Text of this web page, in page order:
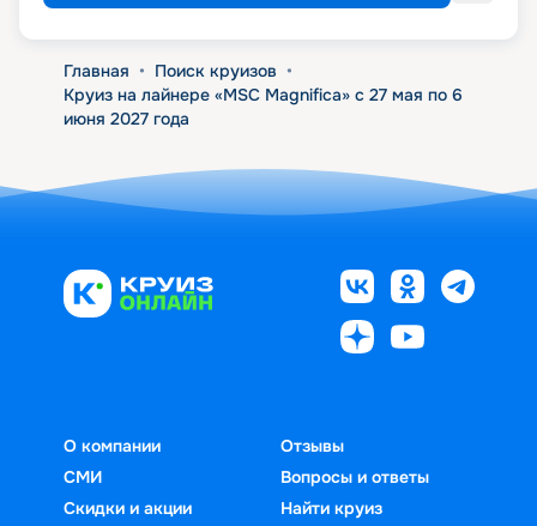
Главная • Поиск круизов •
Круиз на лайнере «MSC Magnifica» с 27 мая по 6
июня 2027 года
О компании
СМИ
Скидки и акции
Отзывы
Вопросы и ответы
Найти круиз